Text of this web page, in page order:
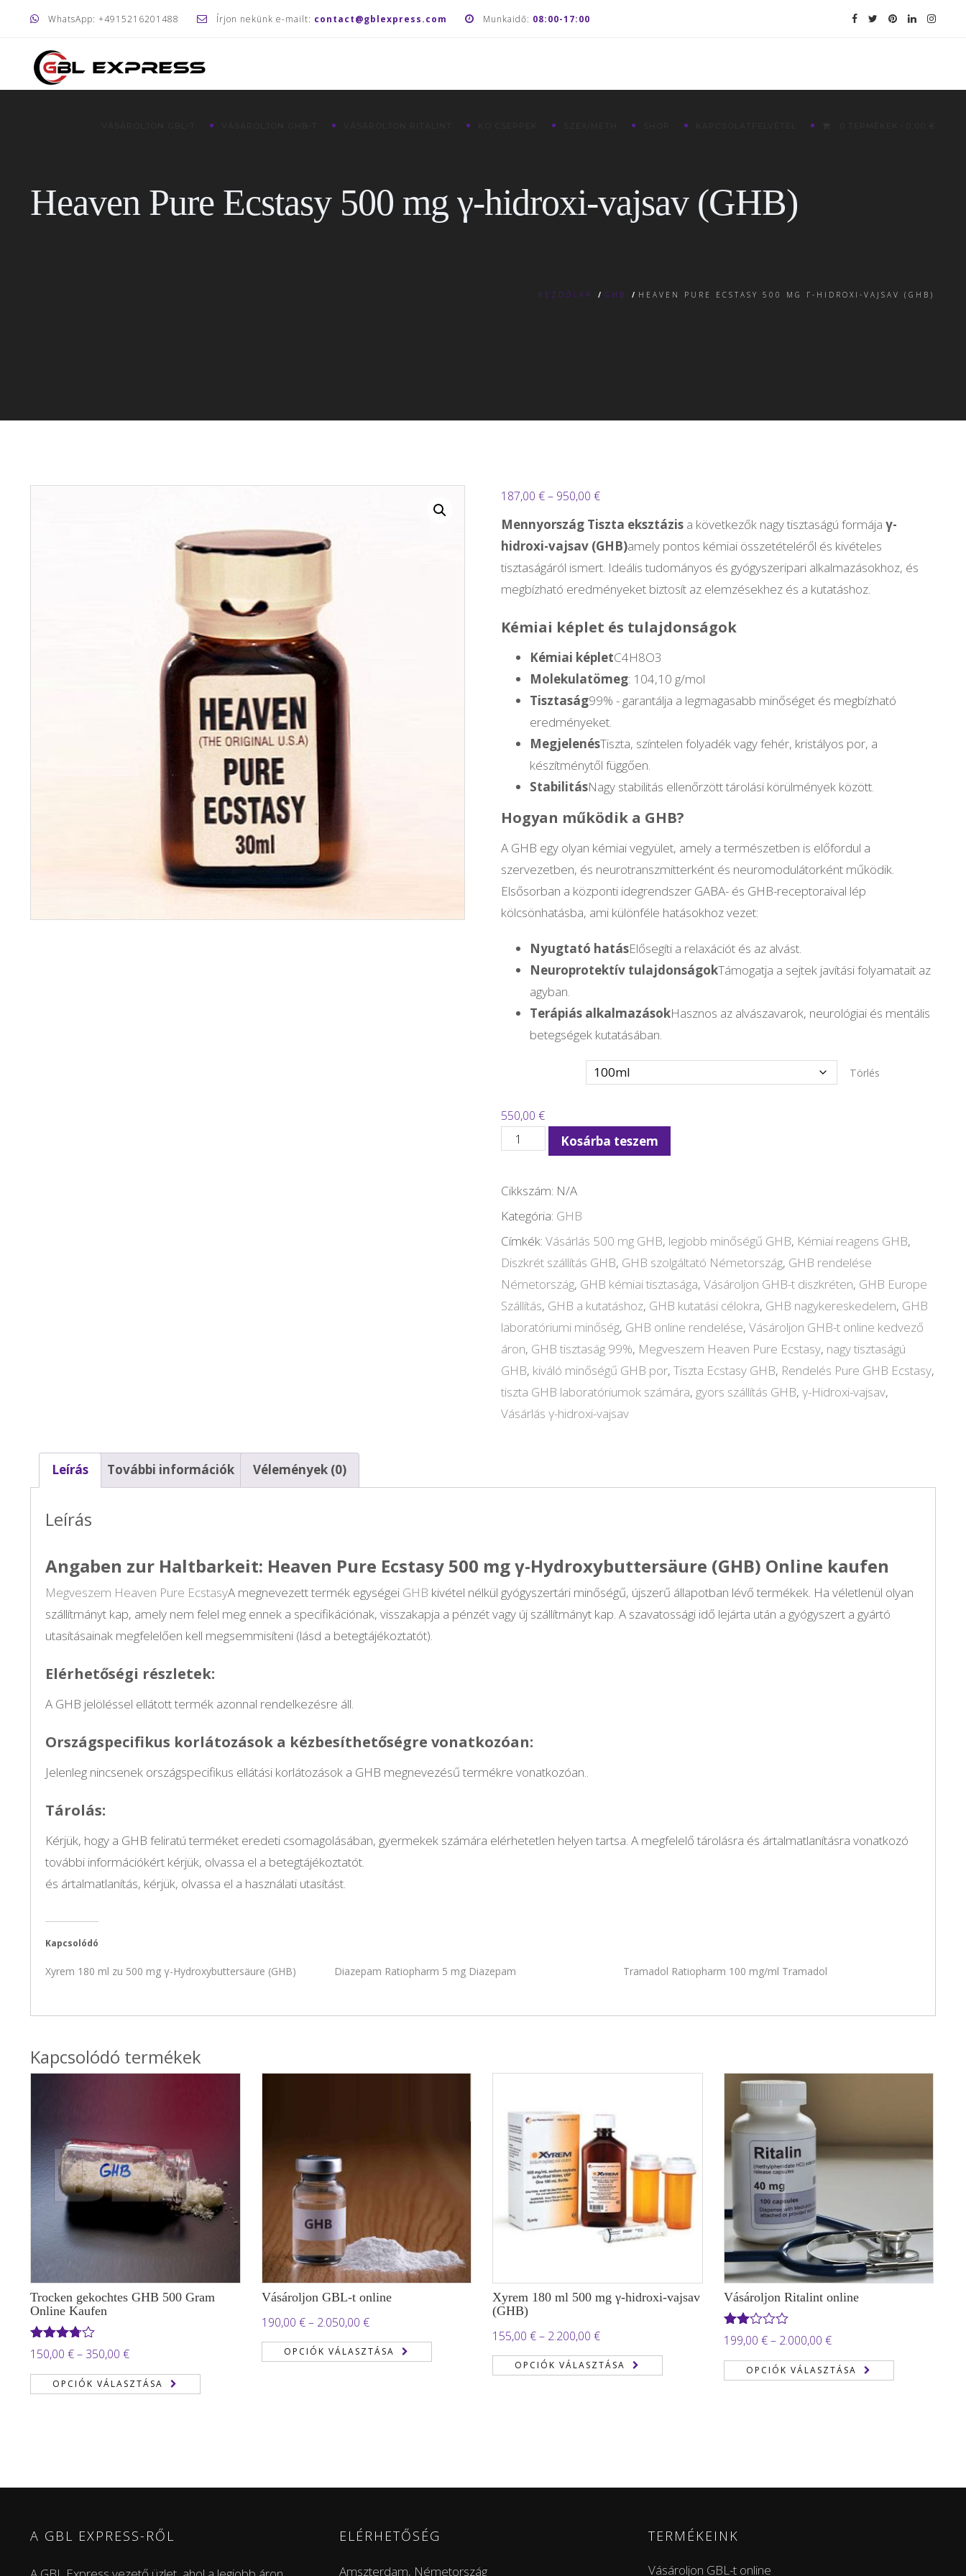
WhatsApp: +4915216201488 Írjon nekünk e-mailt: contact@gblexpress.com Munkaidő: 08:00-17:00
Heaven Pure Ecstasy 500 mg γ-hidroxi-vajsav (GHB)
KEZDŐLAP / GHB / HEAVEN PURE ECSTASY 500 MG Γ-HIDROXI-VAJSAV (GHB)
187,00€– 950,00€Ártartomány:
187,00 €
-
950,00 €
Mennyország Tiszta eksztázis a következők nagy tisztaságú formájaγ-
hidroxi-vajsav (GHB)amely pontos kémiai összetételéről és kivételes
tisztaságáról ismert. Ideális tudományos és gyógyszeripari alkalmazásokhoz, és
megbízható eredményeket biztosít az elemzésekhez és a kutatáshoz.
Kémiai képlet és tulajdonságok
Kémiai képletC4H8O3
Molekulatömeg: 104,10 g/mol
Tisztaság99% - garantálja a legmagasabb minőséget és megbízható
eredményeket.
MegjelenésTiszta, színtelen folyadék vagy fehér, kristályos por, a
készítménytől függően.
StabilitásNagy stabilitás ellenőrzött tárolási körülmények között.
Hogyan működik a GHB?
A GHB egy olyan kémiai vegyület, amely a természetben is előfordul a
szervezetben, és neurotranszmitterként és neuromodulátorként működik.
Elsősorban a központi idegrendszer GABA- és GHB-receptoraival lép
kölcsönhatásba, ami különféle hatásokhoz vezet:
Nyugtató hatásElősegíti a relaxációt és az alvást.
Neuroprotektív tulajdonságokTámogatja a sejtek javítási folyamatait az
agyban.
Terápiás alkalmazásokHasznos az alvászavarok, neurológiai és mentális
betegségek kutatásában.
Törlés
550,00€
Heaven
500
mg
γ-
Hydroxybuttersäure
(GHB)
mennyiség
Kosárba teszem
Cikkszám: N/A
Kategória: GHB
Címkék:Vásárlás 500 mg GHB, legjobb minőségű GHB, Kémiai reagens GHB,
Diszkrét szállítás GHB, GHB szolgáltató Németország, GHB rendelése
Németország, GHB kémiai tisztasága,Vásároljon GHB-t diszkréten, GHB Europe
Szállítás, GHB a kutatáshoz, GHB kutatási célokra, GHB nagykereskedelem, GHB
laboratóriumi minőség, GHB online rendelése,Vásároljon GHB-t online kedvező
áron, GHB tisztaság 99%, Megveszem Heaven Pure Ecstasy, nagy tisztaságú
GHB, kiváló minőségű GHB por,Tiszta Ecstasy GHB, Rendelés Pure GHB Ecstasy,
tiszta GHB laboratóriumok számára, gyors szállítás GHB,γ-Hidroxi-vajsav,
Vásárlás γ-hidroxi-vajsav
Leírás További információk Vélemények (0)
Leírás
Angaben zur Haltbarkeit: Heaven Pure Ecstasy 500 mg γ-Hydroxybuttersäure (GHB) Online kaufen
Megveszem Heaven Pure EcstasyA megnevezett termék egységei GHB kivétel nélkül gyógyszertári minőségű, újszerű állapotban lévő termékek. Ha véletlenül olyan
szállítmányt kap, amely nem felel meg ennek a specifikációnak, visszakapja a pénzét vagy új szállítmányt kap. A szavatossági idő lejárta után a gyógyszert a gyártó
utasításainak megfelelően kell megsemmisíteni (lásd a betegtájékoztatót).
Elérhetőségi részletek:
A GHB jelöléssel ellátott termék azonnal rendelkezésre áll.
Országspecifikus korlátozások a kézbesíthetőségre vonatkozóan:
Jelenleg nincsenek országspecifikus ellátási korlátozások a GHB megnevezésű termékre vonatkozóan..
Tárolás:
Kérjük, hogy a GHB feliratú terméket eredeti csomagolásában, gyermekek számára elérhetetlen helyen tartsa. A megfelelő tárolásra és ártalmatlanításra vonatkozó
további információkért kérjük, olvassa el a betegtájékoztatót.
és ártalmatlanítás, kérjük, olvassa el a használati utasítást.
Kapcsolódó
Xyrem 180 ml zu 500 mg γ-Hydroxybuttersäure (GHB) Diazepam Ratiopharm 5 mg Diazepam Tramadol Ratiopharm 100 mg/ml Tramadol
Kapcsolódó termékek
Trocken gekochtes GHB 500 Gram
Online Kaufen
Értékelés:
3.71/ 5
150,00 €– 350,00 €Ártartomány:
150,00 €
-
OPCIÓK VÁLASZTÁSA
Vásároljon GBL-t online
190,00 € – 2.050,00 €Ártartomány:
190,00 €
-
OPCIÓK VÁLASZTÁSA
Xyrem 180 ml 500 mg γ-hidroxi-vajsav
(GHB)
155,00 €– 2.200,00 €Ártartomány:
155,00 €
-
OPCIÓK VÁLASZTÁSA
Vásároljon Ritalint online
Értékelés:
2.00
/ 5
199,00 € – 2.000,00 €Ártartomány:
199,00 €
-
OPCIÓK VÁLASZTÁSA
A GBL EXPRESS-RŐL ELÉRHETŐSÉG
Amszterdam, Németország
TERMÉKEINK
Vásároljon GBL-t online